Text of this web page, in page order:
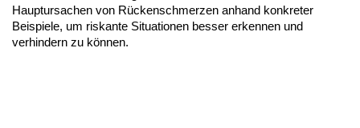
Hauptursachen von Rückenschmerzen anhand konkreter
Beispiele, um riskante Situationen besser erkennen und
verhindern zu können.